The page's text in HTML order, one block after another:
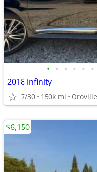
• • • • • •
2018 infinity
7/30 150k mi Oroville
$6,150